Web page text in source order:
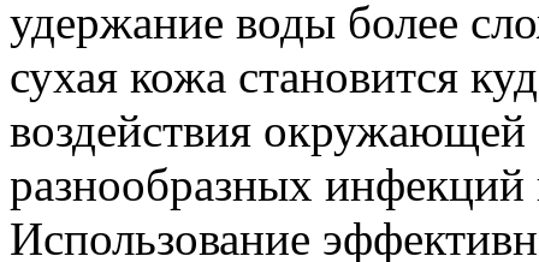
удержание воды более
сухая кожа становится
воздействия
разнообразных
Использование